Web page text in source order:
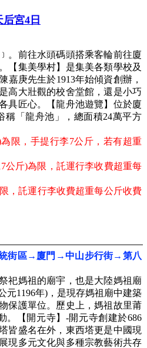
宮4日
。前往水頭碼頭搭乘客輪前往廈
【集美學村】是集美各類學校及
庚先生於1913年始傾資創辦，
高大壯觀的校舍堂館，還是小巧
具匠心。【龍舟池遊覽】位於廈
稱「龍舟池」，總面積24萬平方
限，手提行李7公斤，若有超重
公斤)為限，託運行李收費超重每
，託運行李收費超重每公斤收費
街區→廈門→中山步行街→第八
祀媽祖的廟宇，也是大陸媽祖廟
元1196年)，是現存媽祖廟中建築
保護單位。歷史上，媽祖故里莆
。【開元寺】-開元寺創建於686
皆盛名在外，東西塔更是中國現
現多元文化與多種宗教藝術共存